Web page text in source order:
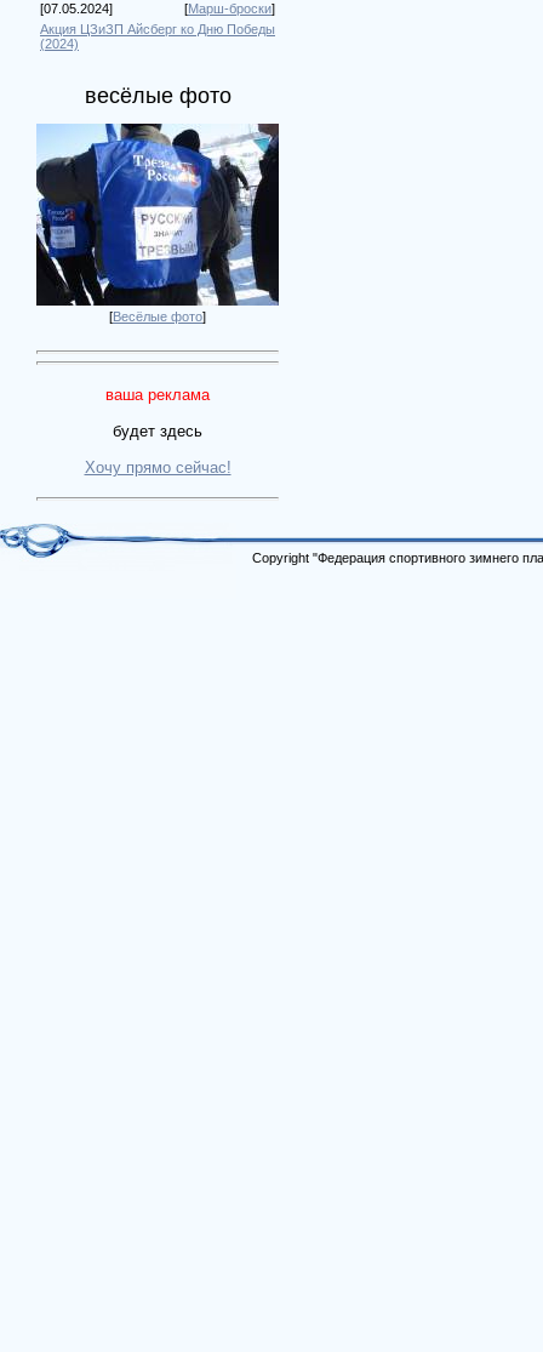
[07.05.2024] [Марш-броски]
Акция ЦЗиЗП Айсберг ко Дню Победы
(2024)
весёлые фото
[Весёлые фото]
ваша реклама
будет здесь
Хочу прямо сейчас!
Copyright "Федерация спортивного зимнего